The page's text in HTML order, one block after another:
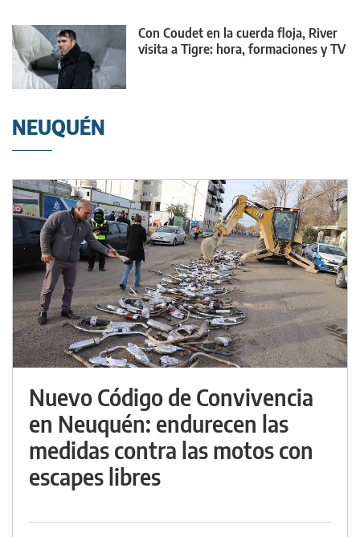
Con Coudet en la cuerda floja, River
visita a Tigre: hora, formaciones y TV
NEUQUÉN
Nuevo Código de Convivencia
en Neuquén: endurecen las
medidas contra las motos con
escapes libres